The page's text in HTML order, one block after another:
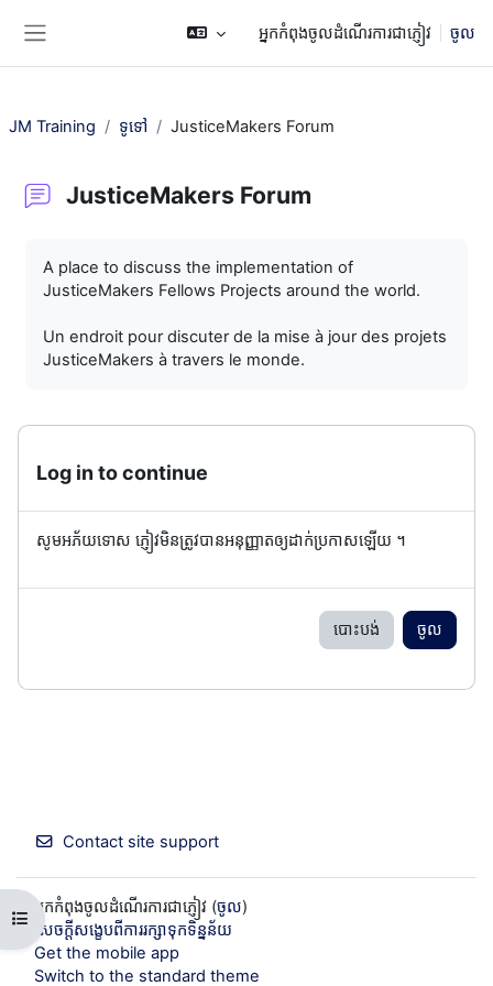
អ្នកកំពុងចូលដំណើរការជាភ្ញៀវ ចូល
Open course index
JM Training ទូទៅ JusticeMakers Forum
JusticeMakers Forum
A place to discuss the implementation of
JusticeMakers Fellows Projects around the world.
Un endroit pour discuter de la mise à jour des projets
JusticeMakers à travers le monde.
Log in to continue
សូមអភ័យទោស ភ្ញៀវមិនត្រូវបានអនុញ្ញាតឲ្យដាក់ប្រកាសឡើយ ។
បោះបង់ ចូល
Contact site support
អ្នកកំពុងចូលដំណើរការជាភ្ញៀវ (ចូល)
សេចក្តីសង្ខេបពីការរក្សាទុកទិន្នន័យ
Get the mobile app
Switch to the standard theme